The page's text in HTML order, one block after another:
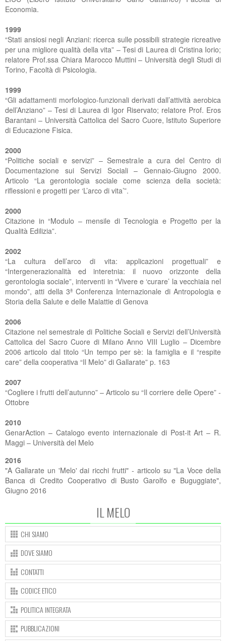
Economia.
1999
“Stati ansiosi negli Anziani: ricerca sulle possibili strategie ricreative
per una migliore qualità della vita” – Tesi di Laurea di Cristina Iorio;
relatore Prof.ssa Chiara Marocco Muttini – Università degli Studi di
Torino, Facoltà di Psicologia.
1999
“Gli adattamenti morfologico-funzionali derivati dall’attività aerobica
dell’Anziano” – Tesi di Laurea di Igor Riservato; relatore Prof. Eros
Barantani – Università Cattolica del Sacro Cuore, Istituto Superiore
di Educazione Fisica.
2000
“Politiche sociali e servizi” – Semestrale a cura del Centro di
Documentazione sui Servizi Sociali – Gennaio-Giugno 2000.
Articolo “La gerontologia sociale come scienza della società:
riflessioni e progetti per ‘L’arco di vita’”.
2000
Citazione in “Modulo – mensile di Tecnologia e Progetto per la
Qualità Edilizia”.
2002
“La cultura dell’arco di vita: applicazioni progettuali” e
“Intergenerazionalità ed interetnia: il nuovo orizzonte della
gerontologia sociale”, interventi in “Vivere e ‘curare’ la vecchiaia nel
mondo”, atti della 3ª Conferenza Internazionale di Antropologia e
Storia della Salute e delle Malattie di Genova
2006
Citazione nel semestrale di Politiche Sociali e Servizi dell’Università
Cattolica del Sacro Cuore di Milano Anno VIII Luglio – Dicembre
2006 articolo dal titolo “Un tempo per sè: la famiglia e il “respite
care” della cooperativa “Il Melo” di Gallarate” p. 163
2007
“Cogliere i frutti dell’autunno” – Articolo su “Il corriere delle Opere” -
Ottobre
2010
GenarAction – Catalogo evento internazionale di Post-it Art – R.
Maggi – Università del Melo
2016
"A Gallarate un 'Melo' dai ricchi frutti" - articolo su "La Voce della
Banca di Credito Cooperativo di Busto Garolfo e Buguggiate",
Giugno 2016
IL MELO
CHI SIAMO
DOVE SIAMO
CONTATTI
CODICE ETICO
POLITICA INTEGRATA
PUBBLICAZIONI